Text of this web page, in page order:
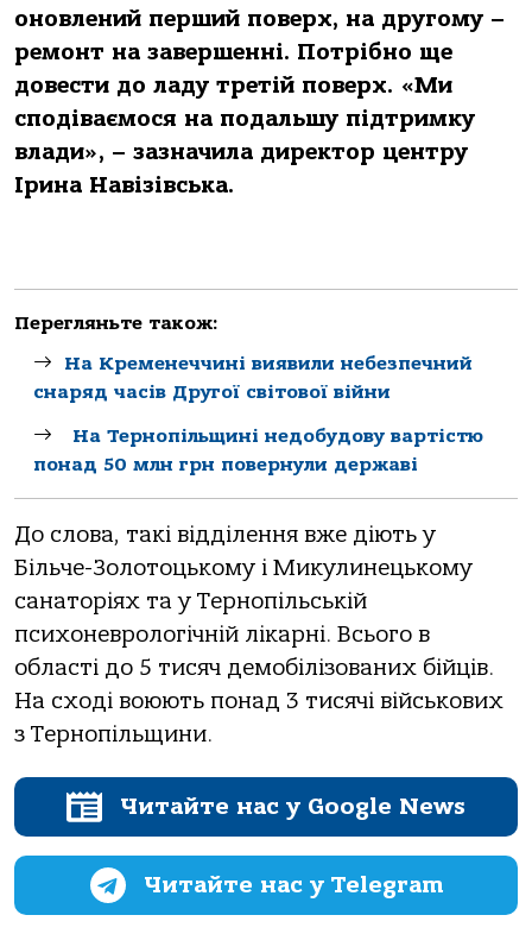
оновлений перший поверх, на другому –
ремонт на завершенні. Потрібно ще
довести до ладу третій поверх. «Ми
сподіваємося на подальшу підтримку
влади», – зазначила директор центру
Ірина Навізівська.
Перегляньте також:
На Кременеччині виявили небезпечний
снаряд часів Другої світової війни
На Тернопільщині недобудову вартістю
понад 50 млн грн повернули державі
До слова, такі відділення вже діють у
Більче-Золотоцькому і Микулинецькому
санаторіях та у Тернопільській
психоневрологічній лікарні. Всього в
області до 5 тисяч демобілізованих бійців.
На сході воюють понад 3 тисячі військових
з Тернопільщини.
Читайте нас у Google News
Читайте нас у Telegram